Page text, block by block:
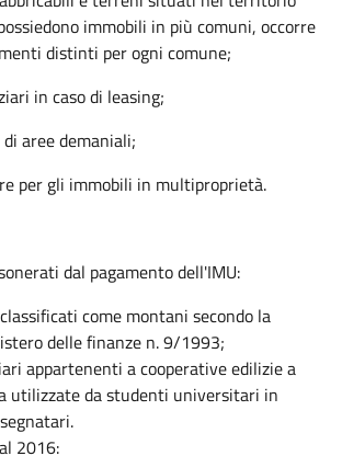
immobili in più comuni, occorre
distinti per ogni comune;
in caso di leasing;
aree demaniali;
per gli immobili in multiproprietà.
dal pagamento dell'IMU:
come montani secondo la
delle finanze n. 9/1993;
appartenenti a cooperative edilizie a
utilizzate da studenti universitari in
2016: